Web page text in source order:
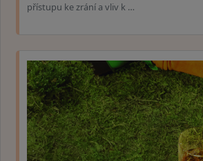
přístupu ke zrání a vliv k …